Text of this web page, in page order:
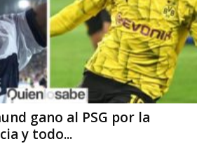
gano al PSG por la
y todo...